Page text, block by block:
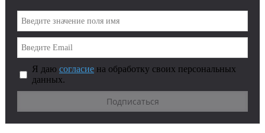
Я даю согласие на обработку своих персональных
данных.